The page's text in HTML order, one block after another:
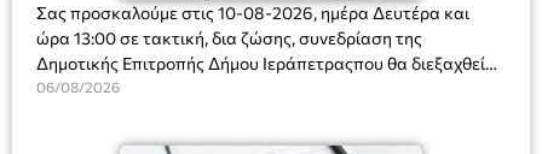
Σας προσκαλούμε στις 10-08-2026, ημέρα Δευτέρα και
ώρα 13:00 σε τακτική, δια ζώσης, συνεδρίαση της
Δημοτικής Επιτροπής Δήμου Ιεράπετραςπου θα διεξαχθεί
στο Δημοτικό Κατάστημα, Δημοκρατίας 31 στην αίθουσα
και λήψη αποφάσεων στα παρακάτω θέματα:
06/08/2026